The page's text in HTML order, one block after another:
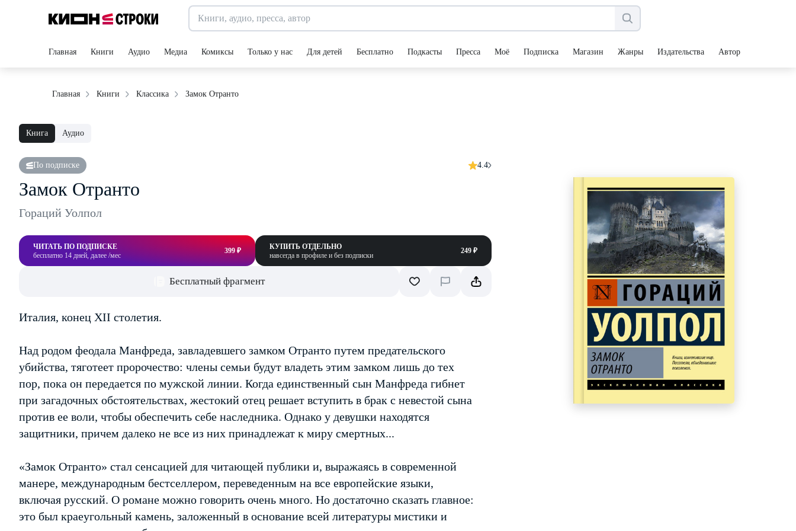
Главная Книги Аудио Медиа Комиксы Только у нас Для детей Бесплатно Подкасты Пресса Моё Подписка Магазин Жанры Издательства Авторы
Главная Книги Классика Замок Отранто
Книга Аудио
По подписке 4.4
Замок Отранто
Гораций Уолпол
ЧИТАТЬ ПО ПОДПИСКЕ
бесплатно 14 дней, далее /мес
399 ₽
КУПИТЬ ОТДЕЛЬНО
навсегда в профиле и без подписки
249 ₽
Бесплатный фрагмент
Италия, конец XII столетия.
Над родом феодала Манфреда, завладевшего замком Отранто путем предательского
убийства, тяготеет пророчество: члены семьи будут владеть этим замком лишь до тех
пор, пока он передается по мужской линии. Когда единственный сын Манфреда гибнет
при загадочных обстоятельствах, жестокий отец решает вступить в брак с невестой сына
против ее воли, чтобы обеспечить себе наследника. Однако у девушки находятся
защитники, причем далеко не все из них принадлежат к миру смертных...
«Замок Отранто» стал сенсацией для читающей публики и, выражаясь в современной
манере, международным бестселлером, переведенным на все европейские языки,
включая русский. О романе можно говорить очень много. Но достаточно сказать главное:
это был краеугольный камень, заложенный в основание всей литературы мистики и